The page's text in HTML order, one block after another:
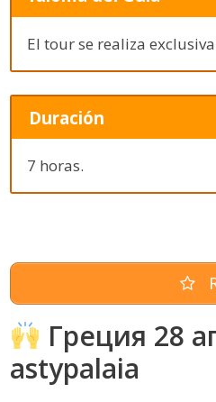
El tour se realiza
Duración
7 horas.
Греция 28
astypalaia